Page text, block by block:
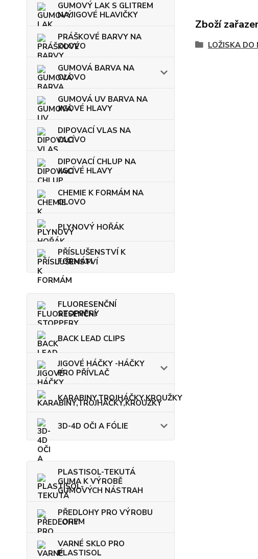
GUMOVÝ LAK S GLITREM
NA JIGOVÉ HLAVIČKY
PRÁŠKOVÉ BARVY NA
OLOVO
GUMOVÁ BARVA NA
OLOVO
GUMOVÁ UV BARVA NA
JIGOVÉ HLAVY
DIPOVACÍ VLAS NA
OLOVO
DIPOVACÍ CHLUP NA
JIGOVÉ HLAVY
CHEMIE K FORMÁM NA
OLOVO
PLYNOVÝ HOŘÁK
PŘÍSLUŠENSTVÍ K
FORMÁM
FLUORESENČNÍ
STOPPERY
BACK LEAD CLIPS
JIGOVÉ HÁČKY -HÁČKY
PRO PŘÍVLAČ
KARABINY,TROJHÁČKY,KROUŽKY
3D-4D OČI A FÓLIE
PLASTISOL-TEKUTÁ
GUMA K VÝROBĚ
GUMOVÝCH NÁSTRAH
PŘEDLOHY PRO VÝROBU
FOREM
VARNÉ SKLO PRO
PLASTISOL
Zboží
LOŽISKA DO